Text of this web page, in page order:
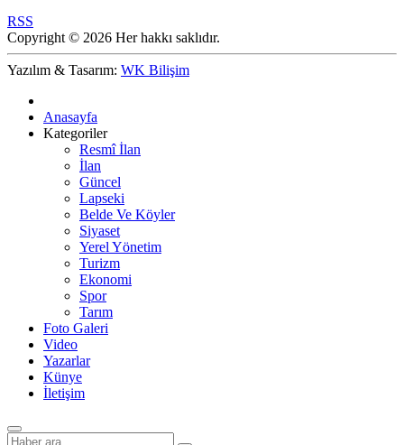
RSS
Copyright © 2026 Her hakkı saklıdır.
Yazılım & Tasarım: WK Bilişim
Anasayfa
Kategoriler
Resmî İlan
İlan
Güncel
Lapseki
Belde Ve Köyler
Siyaset
Yerel Yönetim
Turizm
Ekonomi
Spor
Tarım
Foto Galeri
Video
Yazarlar
Künye
İletişim